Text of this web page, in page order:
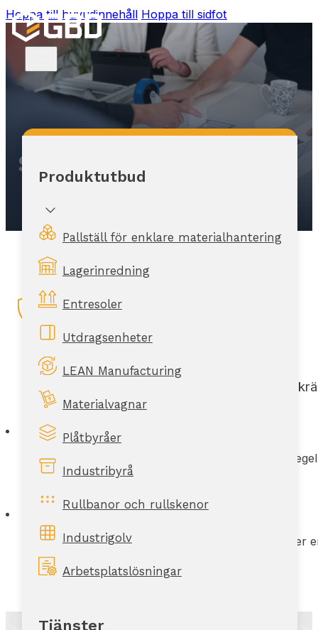
Hoppa till huvudinnehåll Hoppa till sidfot
Produktutbud
Pallställ för enklare materialhantering
Lagerinredning
Entresoler
Utdragsenheter
LEAN Manufacturing
Materialvagnar
Plåtbyråer
Industribyrå
Rullbanor och rullskenor
Industrigolv
Arbetsplatslösningar
Tjänster
Serviceavtal
Med ett serviceavtal får ni
Vi anpassar avtalet